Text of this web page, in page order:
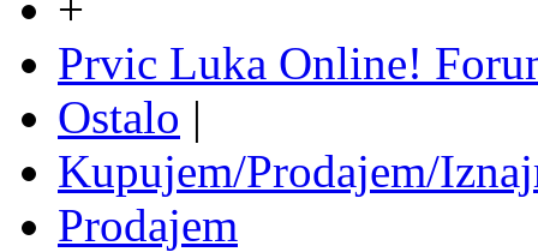
Prvic Luka Online!
Ostalo |
Kupujem/Prodajem/
Prodajem